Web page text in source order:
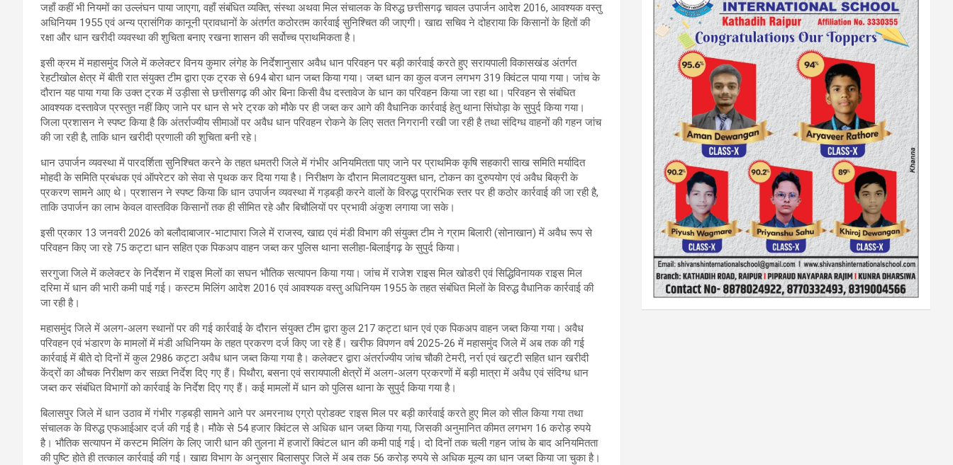
जहाँ कहीं भी नियमों का उल्लंघन पाया जाएगा, वहाँ संबंधित व्यक्ति, संस्था अथवा मिल संचालक के विरुद्ध छत्तीसगढ़ चावल उपार्जन आदेश 2016, आवश्यक वस्तु
अधिनियम 1955 एवं अन्य प्रासंगिक कानूनी प्रावधानों के अंतर्गत कठोरतम कार्रवाई सुनिश्चित की जाएगी। खाद्य सचिव ने दोहराया कि किसानों के हितों की
रक्षा और धान खरीदी व्यवस्था की शुचिता बनाए रखना शासन की सर्वोच्च प्राथमिकता है।
इसी क्रम में महासमुंद जिले में कलेक्टर विनय कुमार लंगेह के निर्देशानुसार अवैध धान परिवहन पर बड़ी कार्रवाई करते हुए सरायपाली विकासखंड अंतर्गत
रेहटीखोल क्षेत्र में बीती रात संयुक्त टीम द्वारा एक ट्रक से 694 बोरा धान जब्त किया गया। जब्त धान का कुल वजन लगभग 319 क्विंटल पाया गया। जांच के
दौरान यह पाया गया कि उक्त ट्रक में उड़ीसा से छत्तीसगढ़ की ओर बिना किसी वैध दस्तावेज के धान का परिवहन किया जा रहा था। परिवहन से संबंधित
आवश्यक दस्तावेज प्रस्तुत नहीं किए जाने पर धान से भरे ट्रक को मौके पर ही जब्त कर आगे की वैधानिक कार्रवाई हेतु थाना सिंघोड़ा के सुपुर्द किया गया।
जिला प्रशासन ने स्पष्ट किया है कि अंतर्राज्यीय सीमाओं पर अवैध धान परिवहन रोकने के लिए सतत निगरानी रखी जा रही है तथा संदिग्ध वाहनों की गहन जांच
की जा रही है, ताकि धान खरीदी प्रणाली की शुचिता बनी रहे।
धान उपार्जन व्यवस्था में पारदर्शिता सुनिश्चित करने के तहत धमतरी जिले में गंभीर अनियमितता पाए जाने पर प्राथमिक कृषि सहकारी साख समिति मर्यादित
मोहदी के समिति प्रबंधक एवं ऑपरेटर को सेवा से पृथक कर दिया गया है। निरीक्षण के दौरान मिलावटयुक्त धान, टोकन का दुरुपयोग एवं अवैध बिक्री के
प्रकरण सामने आए थे। प्रशासन ने स्पष्ट किया कि धान उपार्जन व्यवस्था में गड़बड़ी करने वालों के विरुद्ध प्रारंभिक स्तर पर ही कठोर कार्रवाई की जा रही है,
ताकि उपार्जन का लाभ केवल वास्तविक किसानों तक ही सीमित रहे और बिचौलियों पर प्रभावी अंकुश लगाया जा सके।
इसी प्रकार 13 जनवरी 2026 को बलौदाबाजार-भाटापारा जिले में राजस्व, खाद्य एवं मंडी विभाग की संयुक्त टीम ने ग्राम बिलारी (सोनाखान) में अवैध रूप से
परिवहन किए जा रहे 75 कट्टा धान सहित एक पिकअप वाहन जब्त कर पुलिस थाना सलीहा-बिलाईगढ़ के सुपुर्द किया।
सरगुजा जिले में कलेक्टर के निर्देशन में राइस मिलों का सघन भौतिक सत्यापन किया गया। जांच में राजेश राइस मिल खोडरी एवं सिद्धिविनायक राइस मिल
दरिमा में धान की भारी कमी पाई गई। कस्टम मिलिंग आदेश 2016 एवं आवश्यक वस्तु अधिनियम 1955 के तहत संबंधित मिलों के विरुद्ध वैधानिक कार्रवाई की
जा रही है।
महासमुंद जिले में अलग-अलग स्थानों पर की गई कार्रवाई के दौरान संयुक्त टीम द्वारा कुल 217 कट्टा धान एवं एक पिकअप वाहन जब्त किया गया। अवैध
परिवहन एवं भंडारण के मामलों में मंडी अधिनियम के तहत प्रकरण दर्ज किए जा रहे हैं। खरीफ विपणन वर्ष 2025-26 में महासमुंद जिले में अब तक की गई
कार्रवाई में बीते दो दिनों में कुल 2986 कट्टा अवैध धान जब्त किया गया है। कलेक्टर द्वारा अंतर्राज्यीय जांच चौकी टेमरी, नर्रा एवं खट्टी सहित धान खरीदी
केंद्रों का औचक निरीक्षण कर सख़्त निर्देश दिए गए हैं। पिथौरा, बसना एवं सरायपाली क्षेत्रों में अलग-अलग प्रकरणों में बड़ी मात्रा में अवैध एवं संदिग्ध धान
जब्त कर संबंधित विभागों को कार्रवाई के निर्देश दिए गए हैं। कई मामलों में धान को पुलिस थाना के सुपुर्द किया गया है।
बिलासपुर जिले में धान उठाव में गंभीर गड़बड़ी सामने आने पर अमरनाथ एग्रो प्रोडक्ट राइस मिल पर बड़ी कार्रवाई करते हुए मिल को सील किया गया तथा
संचालक के विरुद्ध एफआईआर दर्ज की गई है। मौके से 54 हजार क्विंटल से अधिक धान जब्त किया गया, जिसकी अनुमानित कीमत लगभग 16 करोड़ रुपये
है। भौतिक सत्यापन में कस्टम मिलिंग के लिए जारी धान की तुलना में हजारों क्विंटल धान की कमी पाई गई। दो दिनों तक चली गहन जांच के बाद अनियमितता
की पुष्टि होते ही तत्काल कार्रवाई की गई। खाद्य विभाग के अनुसार बिलासपुर जिले में अब तक 56 करोड़ रुपये से अधिक मूल्य का धान जब्त किया जा चुका है।